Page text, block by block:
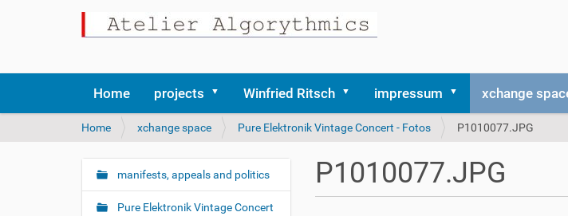
Home projects Winfried Ritsch impressum xchange
Y
u
r
Home xchange space Pure Elektronik Vintage Concert - Fotos P1010077.JPG
P1010077.JPG
N
manifests, appeals and politics
Pure Elektronik Vintage Concert